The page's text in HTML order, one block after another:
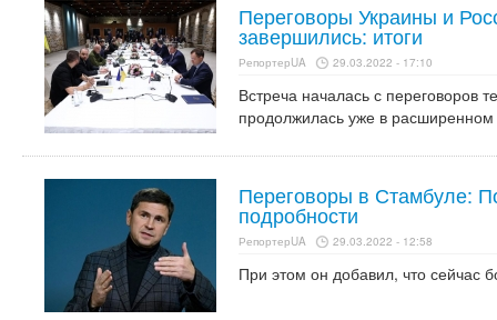
Переговоры Украины и
завершились: итоги
РепортерUA 29.03.2022 - 17:10
Встреча началась с переговоров
продолжилась уже в
Переговоры в Стамбуле:
подробности
РепортерUA 29.03.2022 - 12:58
При этом он добавил, что сейчас